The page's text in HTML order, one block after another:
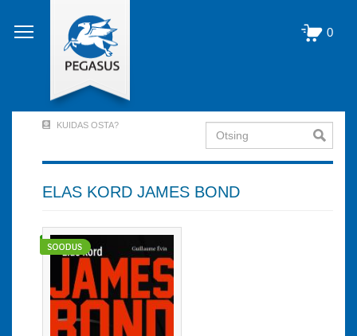
edasi
põhisisu
0
Account
Menu
out)
KUIDAS OSTA? Otsing
ELAS KORD JAMES BOND